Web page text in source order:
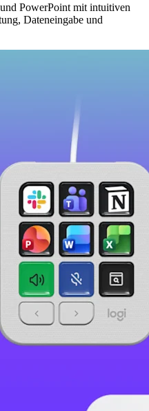
PowerPoint mit intuitiven
Dateneingabe und